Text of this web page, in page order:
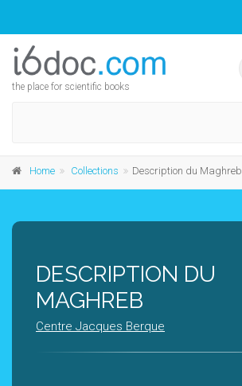
the place for scientific books
Home Collections Description du Maghreb
DESCRIPTION DU
MAGHREB
Centre Jacques Berque